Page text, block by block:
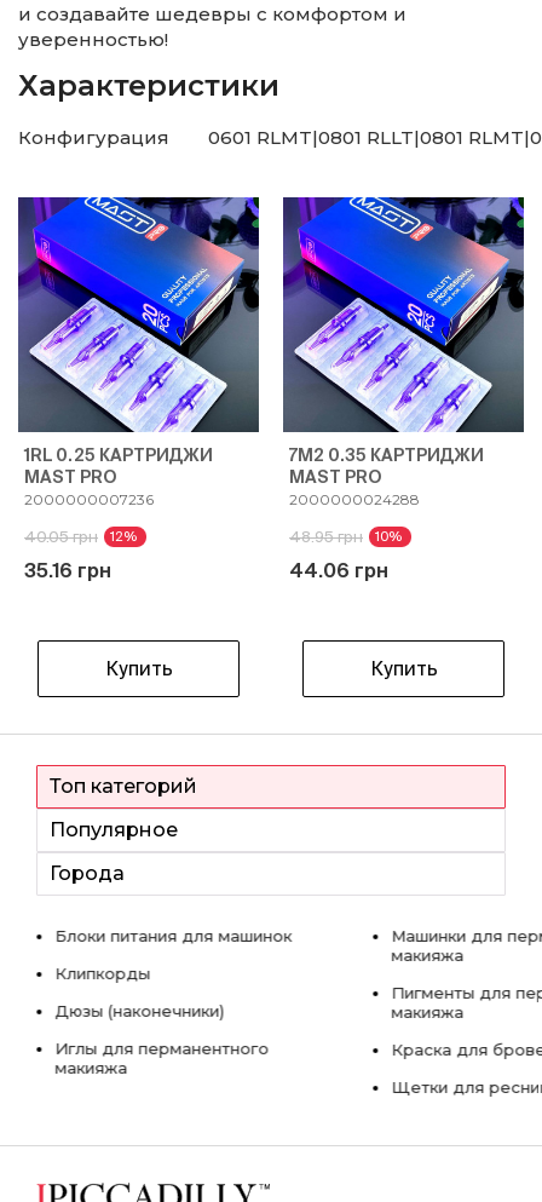
и создавайте шедевры с комфортом и
уверенностью!
Характеристики
Конфигурация 0601 RLMT|0801 RLLT|0801
1RL 0.25 КАРТРИДЖИ
MAST PRO
2000000007236
40.05 грн 12%
35.16 грн
Купить
7M2 0.35 КАРТРИДЖИ
MAST PRO
2000000024288
48.95 грн 10%
44.06 грн
Купить
Топ категорий
Популярное
Города
Блоки питания для машинок
Клипкорды
Дюзы (наконечники)
Иглы для перманентного
макияжа
Машинки для
макияжа
Пигменты для
макияжа
Краска для
Щетки для